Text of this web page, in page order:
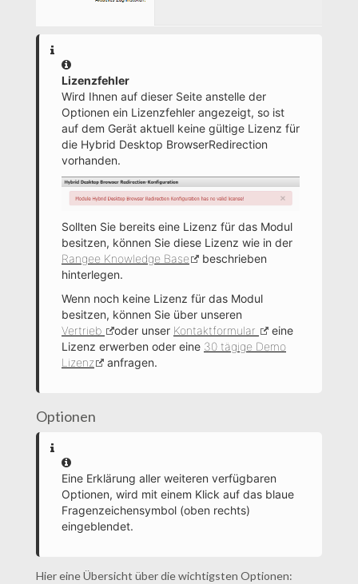
Information
Lizenzfehler
Wird Ihnen auf dieser Seite anstelle der
Optionen ein Lizenzfehler angezeigt, so ist
auf dem Gerät aktuell keine gültige Lizenz für
die Hybrid Desktop BrowserRedirection
vorhanden.
Sollten Sie bereits eine Lizenz für das Modul
besitzen, können Sie diese Lizenz wie in der
Rangee Knowledge Base
beschrieben
hinterlegen.
Wenn noch keine Lizenz für das Modul
besitzen, können Sie über unseren
Vertrieb
oder unser Kontaktformular
eine
Lizenz erwerben oder eine 30 tägige Demo
Lizenz
anfragen.
Optionen
Information
Eine Erklärung aller weiteren verfügbaren
Optionen, wird mit einem Klick auf das blaue
Fragenzeichensymbol (oben rechts)
eingeblendet.
Hier eine Übersicht über die wichtigsten Optionen: